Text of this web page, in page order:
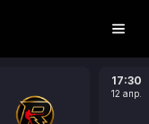
17:30
12 апр.